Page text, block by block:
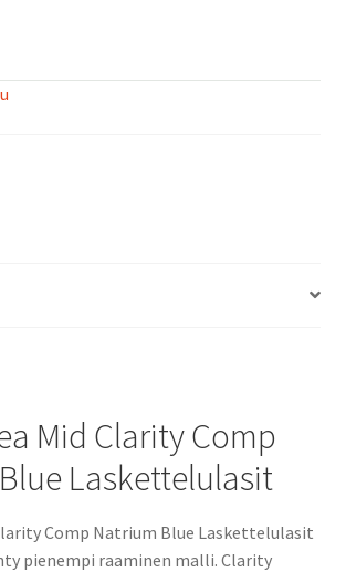
Mid Clarity Comp
Laskettelulasit
Comp Natrium Blue Laskettelulasit
pienempi raaminen malli. Clarity